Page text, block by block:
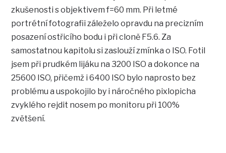
zkušenosti s objektivem f=60 mm. Při letmé
portrétní fotografii záleželo opravdu na precizním
posazení ostřicího bodu i při cloně F5.6. Za
samostatnou kapitolu si zaslouží zmínka o ISO. Fotil
jsem při prudkém lijáku na 3200 ISO a dokonce na
25600 ISO, přičemž i 6400 ISO bylo naprosto bez
problému a uspokojilo by i náročného pixlopicha
zvyklého rejdit nosem po monitoru při 100%
zvětšení.